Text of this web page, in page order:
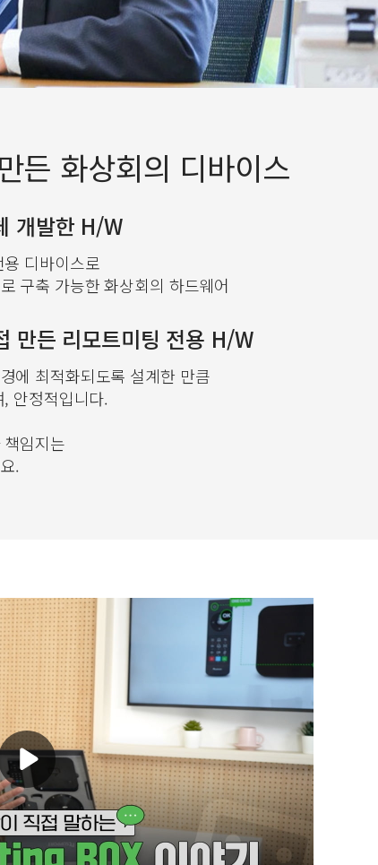
든 화상회의 디바이스
개발한 H/W
디바이스로
구축 가능한 화상회의 하드웨어
만든 리모트미팅 전용 H/W
에 최적화되도록 설계한 만큼
안정적입니다.
임지는
.
play